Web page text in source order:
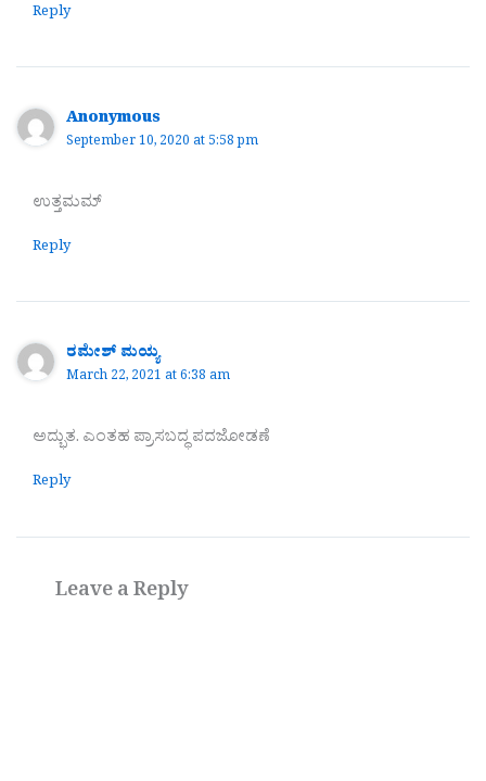
Reply
Anonymous
September 10, 2020 at 5:58 pm
ಉತ್ತಮಮ್
Reply
ರಮೇಶ್ ಮಯ್ಯ
March 22, 2021 at 6:38 am
ಅದ್ಭುತ. ಎಂತಹ ಪ್ರಾಸಬದ್ಧ ಪದಜೋಡಣೆ
Reply
Leave a Reply